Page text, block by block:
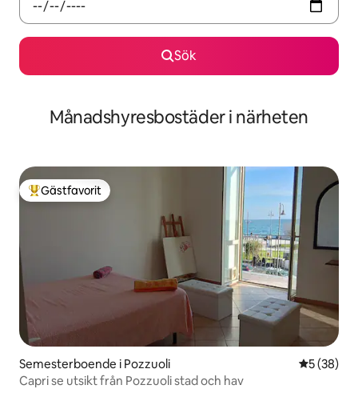
Sök
Månadshyresbostäder i närheten
Populär gästfavorit
Gästfavorit
Semesterboende i Pozzuoli 5 av 5 i
5 (38)
Capri se utsikt från Pozzuoli stad och hav